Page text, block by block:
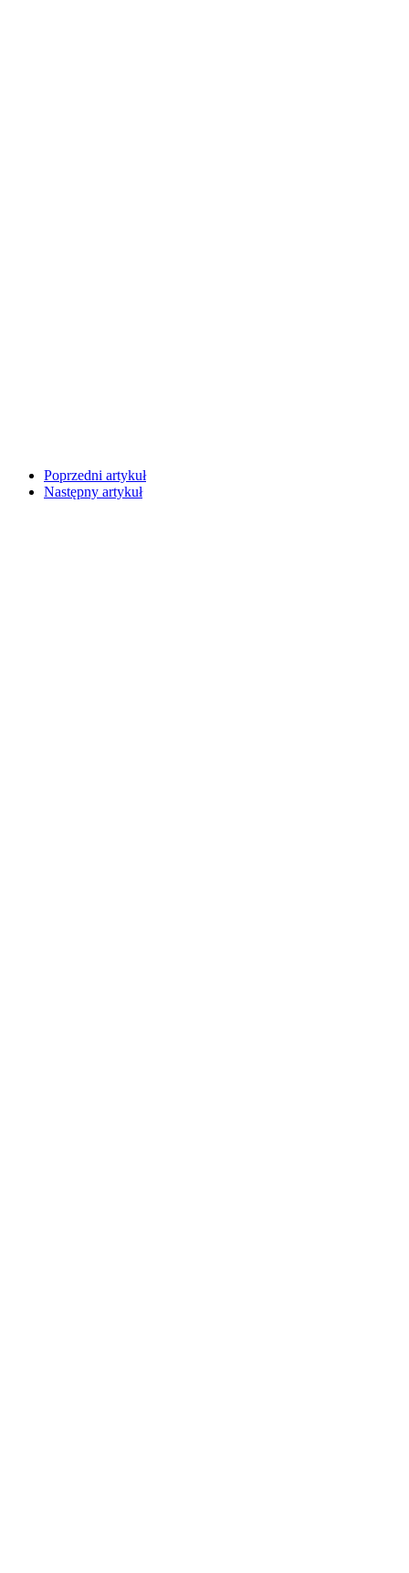
Poprzedni artykuł
Następny artykuł